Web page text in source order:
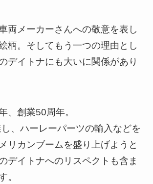
両メーカーさんへの敬意を表し
柄。そしてもう一つの理由とし
デイトナにも大いに関係があり
、創業50周年。
、ハーレーパーツの輸入などを
リカンブームを盛り上げようと
デイトナへのリスペクトも含ま
。